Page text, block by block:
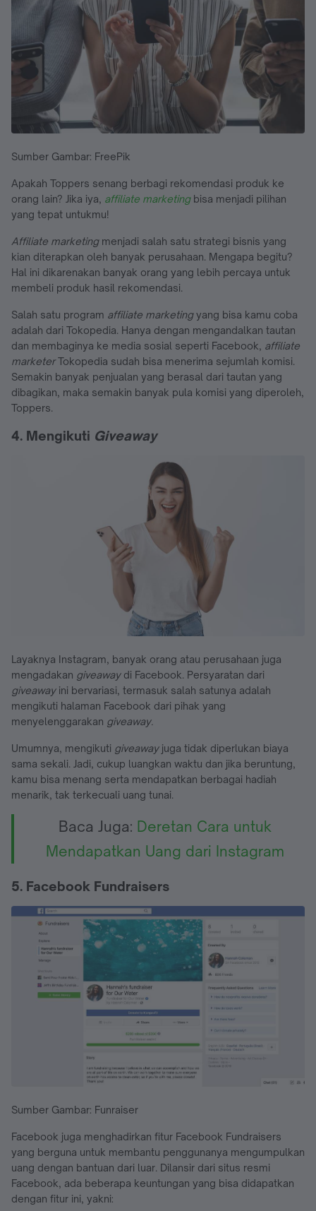
Sumber Gambar: FreePik
Apakah Toppers senang berbagi rekomendasi produk ke
orang lain? Jika iya, affiliate marketingbisa menjadi pilihan
yang tepat untukmu!
Affiliate marketing menjadi salah satu strategi bisnis yang
kian diterapkan oleh banyak perusahaan. Mengapa begitu?
Hal ini dikarenakan banyak orang yang lebih percaya untuk
membeli produk hasil rekomendasi.
Salah satu program affiliate marketingyang bisa kamu coba
adalah dari Tokopedia. Hanya dengan mengandalkan tautan
dan membaginya ke media sosial seperti Facebook, affiliate
marketerTokopedia sudah bisa menerima sejumlah komisi.
Semakin banyak penjualan yang berasal dari tautan yang
dibagikan, maka semakin banyak pula komisi yang diperoleh,
Toppers.
4. Mengikuti Giveaway
Layaknya Instagram, banyak orang atau perusahaan juga
mengadakan giveaway di Facebook. Persyaratan dari
giveawayini bervariasi, termasuk salah satunya adalah
mengikuti halaman Facebook dari pihak yang
menyelenggarakan giveaway.
Umumnya, mengikuti giveawayjuga tidak diperlukan biaya
sama sekali. Jadi, cukup luangkan waktu dan jika beruntung,
kamu bisa menang serta mendapatkan berbagai hadiah
menarik, tak terkecuali uang tunai.
Baca Juga: Deretan Cara untuk
Mendapatkan Uang dari Instagram
5. Facebook Fundraisers
Sumber Gambar: Funraiser
Facebook juga menghadirkan fitur Facebook Fundraisers
yang berguna untuk membantu penggunanya mengumpulkan
uang dengan bantuan dari luar. Dilansir dari situs resmi
Facebook, ada beberapa keuntungan yang bisa didapatkan
dengan fitur ini, yakni: